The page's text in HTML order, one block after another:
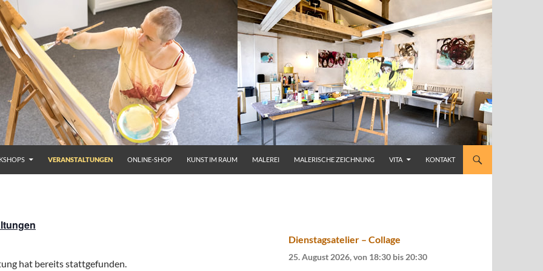
VERANSTALTUNGEN ONLINE-SHOP KUNST IM RAUM MALEREI MALERISCHE ZEICHNUNG VITA KONTAKT
hat bereits stattgefunden.
Dienstagsatelier – Collage
25. August 2026, von 18:30 bis 20:30